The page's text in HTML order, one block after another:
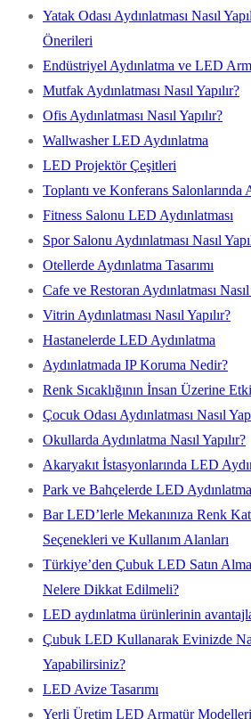
Yatak Odası Aydınlatması Nasıl
Önerileri
Endüstriyel Aydınlatma ve LED
Mutfak Aydınlatması Nasıl Yapılır?
Ofis Aydınlatması Nasıl Yapılır?
Wallwasher LED Aydınlatma
LED Projektör Çeşitleri
Toplantı ve Konferans Salonlarında
Fitness Salonu LED Aydınlatması
Spor Salonu Aydınlatması Nasıl
Otellerde Aydınlatma Tasarımı
Cafe ve Restoran Aydınlatması Nasıl
Vitrin Aydınlatması Nasıl Yapılır?
Hastanelerde LED Aydınlatma
Aydınlatmada IP Koruma Nedir?
Renk Sıcaklığının İnsan Üzerine
Çocuk Odası Aydınlatması Nasıl
Okullarda Aydınlatma Nasıl Yapılır?
Akaryakıt İstasyonlarında LED
Park ve Bahçelerde LED Aydınlatma
Bar LED’lerle Mekanınıza Renk
Seçenekleri ve Kullanım Alanları
Türkiye’den Çubuk LED Satın
Nelere Dikkat Edilmeli?
LED aydınlatma ürünlerinin
Çubuk LED Kullanarak Evinizde
Yapabilirsiniz?
LED Avize Tasarımı
Yerli Üretim LED Armatür Modelleri